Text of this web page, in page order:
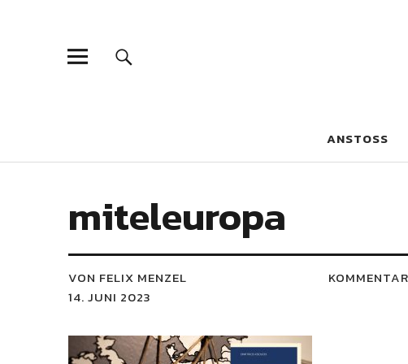
Blaue Narzisse
ANSTOSS
miteleuropa
VON FELIX MENZEL
14. JUNI 2023